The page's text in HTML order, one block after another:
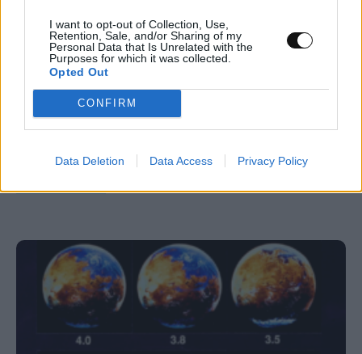
I want to opt-out of Collection, Use,
Retention, Sale, and/or Sharing of my
Personal Data that Is Unrelated with the
Purposes for which it was collected.
Opted Out
CONFIRM
Data Deletion Data Access Privacy Policy
Ψεύτικες ενημερώσεις Adobe και Zoom
εγκαθιστούν κακόβουλο λογισμικό